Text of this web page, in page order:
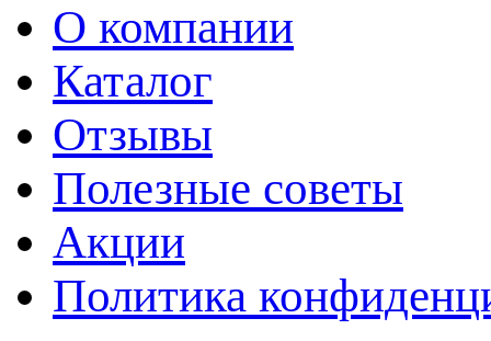
О компании
Каталог
Отзывы
Полезные советы
Акции
Политика